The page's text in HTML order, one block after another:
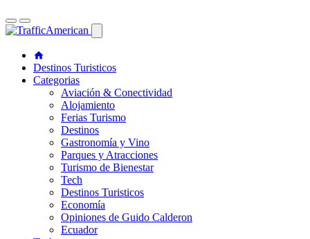
Destinos Turisticos
Categorias
Aviación & Conectividad
Alojamiento
Ferias Turismo
Destinos
Gastronomía y Vino
Parques y Atracciones
Turismo de Bienestar
Tech
Destinos Turisticos
Economía
Opiniones de Guido Calderon
Ecuador